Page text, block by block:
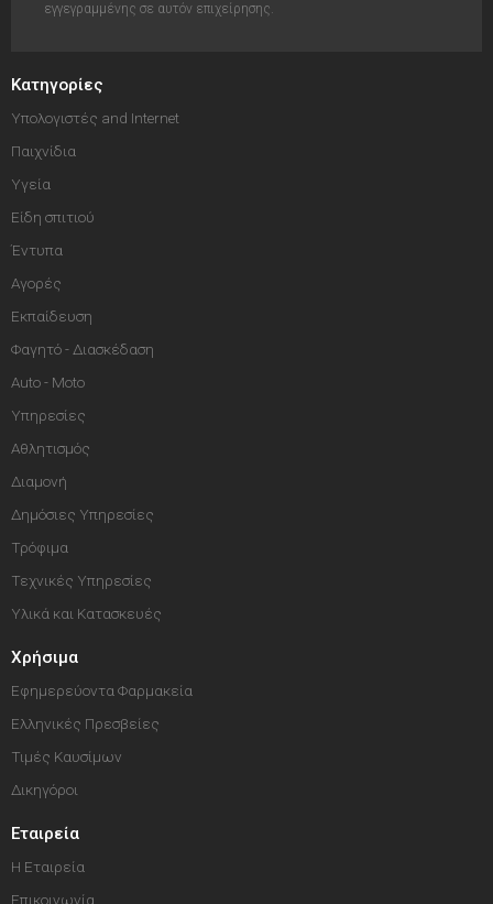
εγγεγραμμένης σε αυτόν επιχείρησης.
Κατηγορίες
Υπολογιστές and Internet
Παιχνίδια
Υγεία
Είδη σπιτιού
Έντυπα
Αγορές
Εκπαίδευση
Φαγητό - Διασκέδαση
Auto - Moto
Υπηρεσίες
Αθλητισμός
Διαμονή
Δημόσιες Υπηρεσίες
Τρόφιμα
Τεχνικές Υπηρεσίες
Υλικά και Κατασκευές
Χρήσιμα
Εφημερεύοντα Φαρμακεία
Ελληνικές Πρεσβείες
Τιμές Καυσίμων
Δικηγόροι
Εταιρεία
Η Εταιρεία
Επικοινωνία